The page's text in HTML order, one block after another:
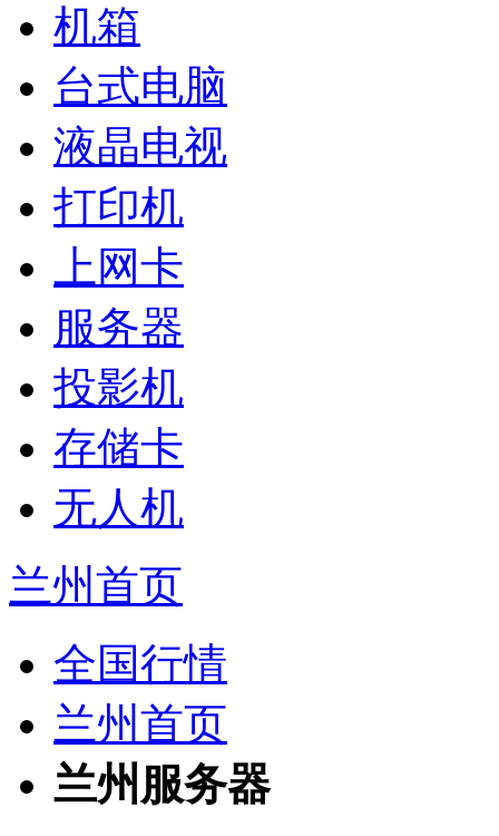
机箱
台式电脑
液晶电视
打印机
上网卡
服务器
投影机
存储卡
无人机
兰州首页
全国行情
兰州首页
兰州服务器